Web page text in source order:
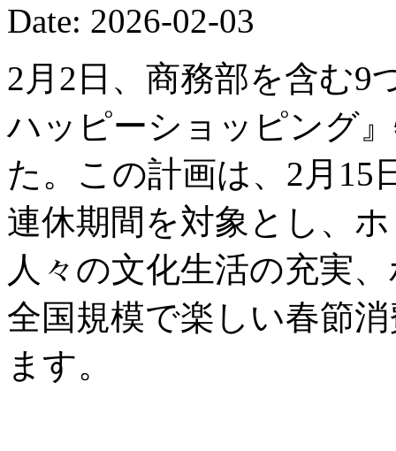
Date: 2026-02-03
2月2日、商務部を含む9
ハッピーショッピング
た。この計画は、2月15
連休期間を対象とし、
人々の文化生活の充実
全国規模で楽しい春節
ます。